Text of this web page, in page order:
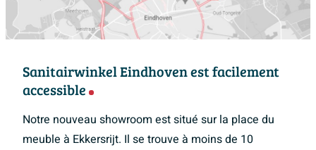
Sanitairwinkel Eindhoven est facilement
accessible
Notre nouveau showroom est situé sur la place du
meuble à Ekkersrijt. Il se trouve à moins de 10